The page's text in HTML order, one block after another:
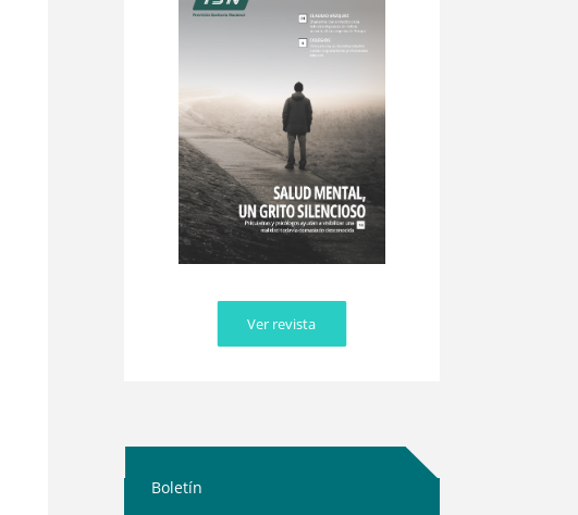
Ver revista
Boletín